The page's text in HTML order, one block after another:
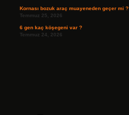
Kornası bozuk araç muayeneden geçer mi ?
Temmuz 25, 2026
6 gen kaç köşegeni var ?
Temmuz 24, 2026